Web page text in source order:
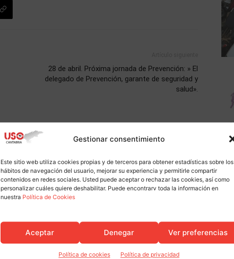
Gestionar consentimiento
Este sitio web utiliza cookies propias y de terceros para obtener estadísticas sobre los
hábitos de navegación del usuario, mejorar su experiencia y permitirle compartir
contenidos en redes sociales. Usted puede aceptar o rechazar las cookies, así como
personalizar cuáles quiere deshabilitar. Puede encontrarv toda la información en
nuestra Política de Cookies
Aceptar Denegar Ver preferencias
Política de cookies Política de privacidad
28 de abril. Próxima jornada de Prevención: » El
delegado de Prevención, garante de seguridad y
salud».
en la presentación de
del CES en la UIMP
La expectativa de un verano de
récord tira con fuerza del empleo
estacional